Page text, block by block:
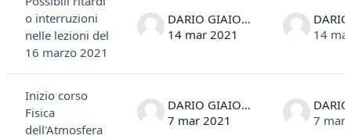
o interruzioni
nelle lezioni del
16 marzo 2021
DARIO GIAIOTTI
14 mar 2021
14
Inizio corso
Fisica
dell'Atmosfera
DARIO GIAIOTTI
7 mar 2021
7 mar